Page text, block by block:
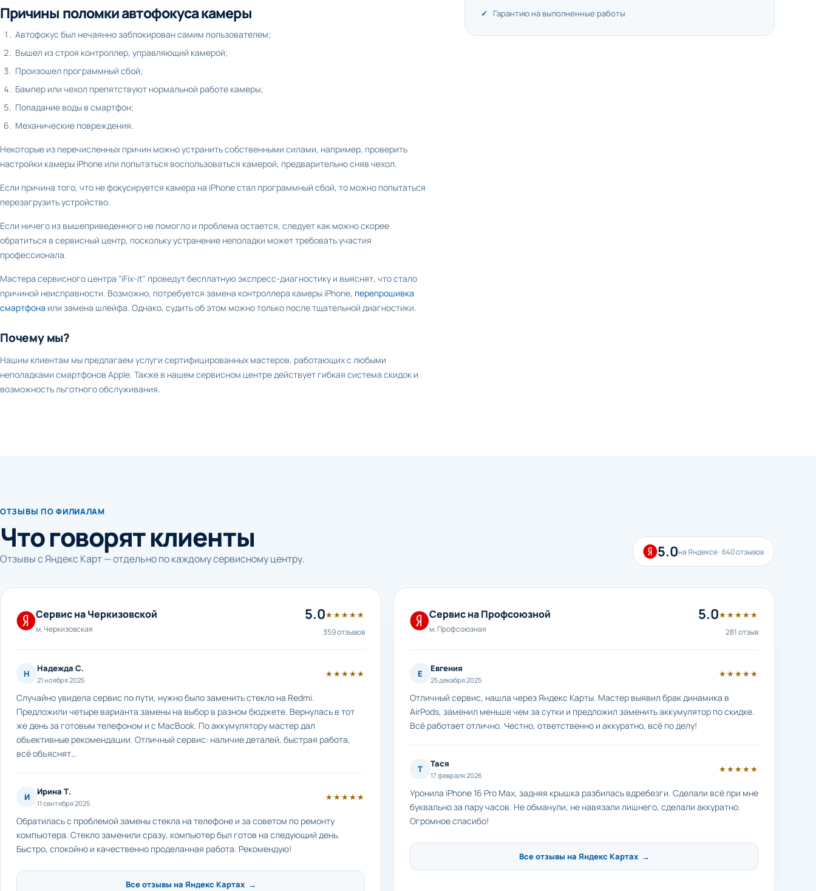
Причины поломки автофокуса камеры
Автофокус был нечаянно заблокирован самим пользователем;
Вышел из строя контроллер, управляющий камерой;
Произошел программный сбой;
Бампер или чехол препятствуют нормальной работе камеры;
Попадание воды в смартфон;
Механические повреждения.
Некоторые из перечисленных причин можно устранить собственными силами, например, проверить
настройки камеры iPhone или попытаться воспользоваться камерой, предварительно сняв чехол.
Если причина того, что не фокусируется камера на iPhone стал программный сбой, то можно попытаться
перезагрузить устройство.
Если ничего из вышеприведенного не помогло и проблема остается, следует как можно скорее
обратиться в сервисный центр, поскольку устранение неполадки может требовать участия
профессионала.
Мастера сервисного центра "iFix-it" проведут бесплатную экспресс-диагностику и выяснят, что стало
причиной неисправности. Возможно, потребуется замена контроллера камеры iPhone, перепрошивка
смартфона или замена шлейфа. Однако, судить об этом можно только после тщательной диагностики.
Почему мы?
Нашим клиентам мы предлагаем услуги сертифицированных мастеров, работающих с любыми
неполадками смартфонов Apple. Также в нашем сервисном центре действует гибкая система скидок и
возможность льготного обслуживания.
Гарантию на выполненные работы
ОТЗЫВЫ ПО ФИЛИАЛАМ
Что говорят клиенты
Отзывы с Яндекс Карт — отдельно по каждому сервисному центру. 5.0на Яндексе · 640 отзывов
Сервис на Черкизовской
м. Черкизовская
5.0★★★★★
359 отзывов
Н Надежда С.
21 ноября 2025
★★★★★
Случайно увидела сервис по пути, нужно было заменить стекло на Redmi.
Предложили четыре варианта замены на выбор в разном бюджете. Вернулась в тот
же день за готовым телефоном и с MacBook. По аккумулятору мастер дал
объективные рекомендации. Отличный сервис: наличие деталей, быстрая работа,
всё объяснят…
И Ирина Т.
11 сентября 2025
★★★★★
Обратилась с проблемой замены стекла на телефоне и за советом по ремонту
компьютера. Стекло заменили сразу, компьютер был готов на следующий день.
Быстро, спокойно и качественно проделанная работа. Рекомендую!
Все отзывы на Яндекс Картах →
Сервис на Профсоюзной
м. Профсоюзная
5.0★★★★★
281 отзыв
Е Евгения
25 декабря 2025
★★★★★
Отличный сервис, нашла через Яндекс Карты. Мастер выявил брак динамика в
AirPods, заменил меньше чем за сутки и предложил заменить аккумулятор по скидке.
Всё работает отлично. Честно, ответственно и аккуратно, всё по делу!
Т Тася
17 февраля 2026
★★★★★
Уронила iPhone 16 Pro Max, задняя крышка разбилась вдребезги. Сделали всё при мне
буквально за пару часов. Не обманули, не навязали лишнего, сделали аккуратно.
Огромное спасибо!
Все отзывы на Яндекс Картах →